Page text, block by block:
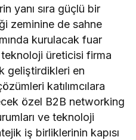
yanı sıra güçlü bir
zeminine de sahne
kurulacak fuar
teknoloji üreticisi firma
geliştirdikleri en
katılımcılara
özel B2B networking
ve teknoloji
iş birliklerinin kapısı